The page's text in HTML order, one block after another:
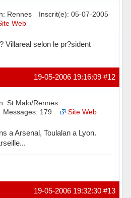
Rennes
Inscrit(e): 05-07-2005
Web
Villareal selon le pr?sident
#12
19-05-2006 19:16:09
St Malo/Rennes
Messages: 179 Site Web
a Arsenal, Toulalan a Lyon.
#13
19-05-2006 19:32:30